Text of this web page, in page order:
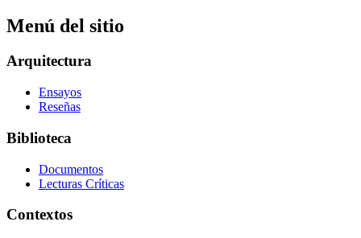
Menú del sitio
Arquitectura
Ensayos
Reseñas
Biblioteca
Documentos
Lecturas Críticas
Contextos